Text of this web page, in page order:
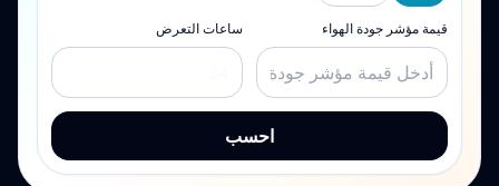
قيمة مؤشر جودة الهواء
أدخل قيمة AQI على النمط الأمريكي بين 0 و500.
ساعات التعرض
احسب